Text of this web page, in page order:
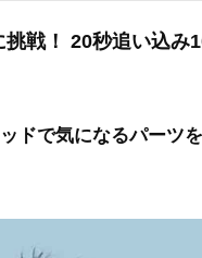
戦！ 20秒追い込み
ドで気になるパーツ